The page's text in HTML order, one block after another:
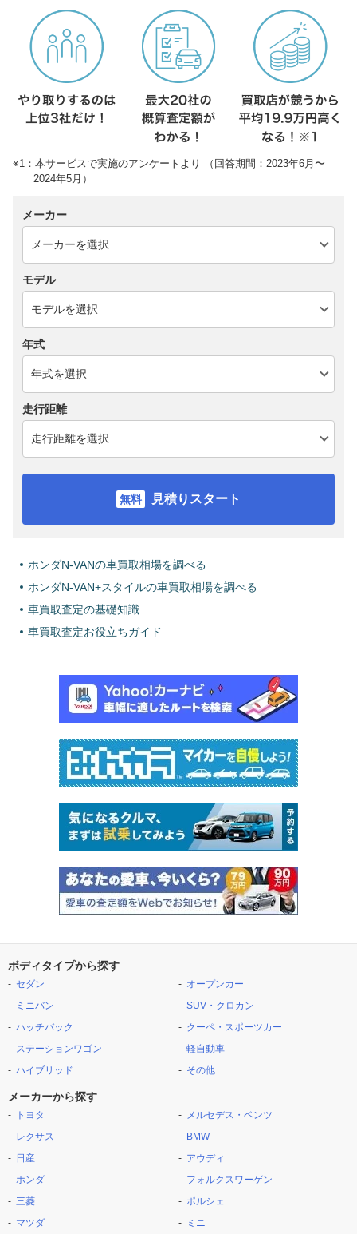
※1：本サービスで実施のアンケートより （回答期間：2023年6月〜
2024年5月）
メーカー
モデル
年式
走行距離
見積りスタート
ホンダN-VANの車買取相場を調べる
ホンダN-VAN+スタイルの車買取相場を調べる
車買取査定の基礎知識
車買取査定お役立ちガイド
ボディタイプから探す
セダン
ミニバン
ハッチバック
ステーションワゴン
ハイブリッド
オープンカー
SUV・クロカン
クーペ・スポーツカー
軽自動車
その他
メーカーから探す
トヨタ
レクサス
日産
ホンダ
三菱
マツダ
メルセデス・ベンツ
BMW
アウディ
フォルクスワーゲン
ポルシェ
ミニ